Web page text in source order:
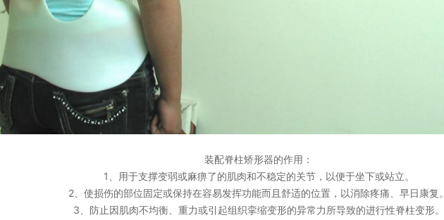
装配脊柱矫形器的作用：
1、用于支撑变弱或麻痹了的肌肉和不稳定的关节，以便于坐下或站立。
2、使损伤的部位固定或保持在容易发挥功能而且舒适的位置，以消除疼痛、早日康复。
3、防止因肌肉不均衡、重力或引起组织挛缩变形的异常力所导致的进行性脊柱变形。